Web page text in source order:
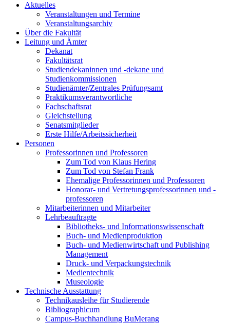
Aktuelles
Veranstaltungen und Termine
Veranstaltungsarchiv
Über die Fakultät
Leitung und Ämter
Dekanat
Fakultätsrat
Studiendekaninnen und -dekane und
Studienkommissionen
Studienämter/Zentrales Prüfungsamt
Praktikumsverantwortliche
Fachschaftsrat
Gleichstellung
Senatsmitglieder
Erste Hilfe/Arbeitssicherheit
Personen
Professorinnen und Professoren
Zum Tod von Klaus Hering
Zum Tod von Stefan Frank
Ehemalige Professorinnen und Professoren
Honorar- und Vertretungsprofessorinnen und -
professoren
Mitarbeiterinnen und Mitarbeiter
Lehrbeauftragte
Bibliotheks- und Informationswissenschaft
Buch- und Medienproduktion
Buch- und Medienwirtschaft und Publishing
Management
Druck- und Verpackungstechnik
Medientechnik
Museologie
Technische Ausstattung
Technikausleihe für Studierende
Bibliographicum
Campus-Buchhandlung BuMerang